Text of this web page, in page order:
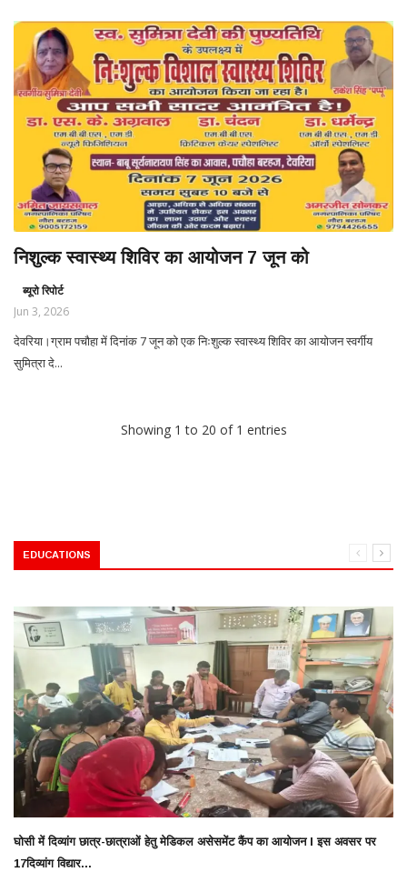
निशुल्क स्वास्थ्य शिविर का आयोजन 7 जून को
ब्यूरो रिपोर्ट
Jun 3, 2026
देवरिया।ग्राम पचौहा में दिनांक 7 जून को एक निःशुल्क स्वास्थ्य शिविर का आयोजन स्वर्गीय
सुमित्रा दे...
Showing 1 to 20 of 1 entries
EDUCATIONS
घोसी में दिव्यांग छात्र-छात्राओं हेतु मेडिकल असेसमेंट कैंप का आयोजन l इस अवसर पर
17दिव्यांग विद्यार...